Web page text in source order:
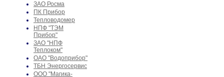
ЗАО Росма
ПК Прибор
Тепловодомер
НПФ "ТЭМ
Прибор"
ЗАО "НПФ
Теплоком"
ОАО "Водоприбор"
ТБН Энергосервис
ООО "Магика-